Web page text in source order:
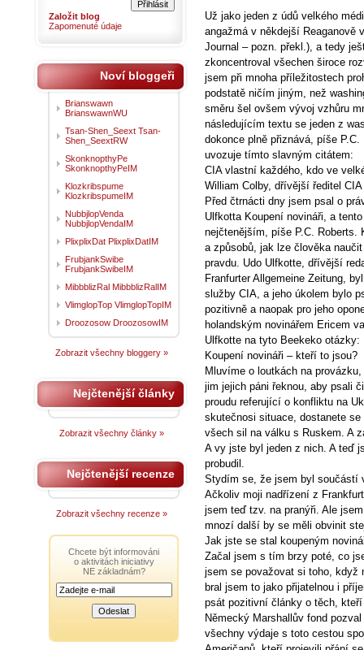
Už jako jeden z údů velkého
angažmá v někdejší Reaganově
Journal – pozn. překl.), a tedy
zkoncentroval všechen široce
jsem při mnoha příležitostech
podstatě ničím jiným, než
směru šel ovšem vývoj vzhůru
následujícím textu se jeden z
dokonce plně přiznává, píše
uvozuje tímto slavným citátem:
CIA vlastní každého, kdo ve
William Colby, dřívější ředitel CIA
Před čtrnácti dny jsem psal o
Ulfkotta Koupení novináři, a
nejčtenějším, píše P.C.
a způsobů, jak lze člověka
pravdu. Udo Ulfkotte, dřívější
Franfurter Allgemeine Zeitung,
služby CIA, a jeho úkolem bylo
pozitivně a naopak pro jeho
holandským novinářem Ericem
Ulfkotte na tyto Beekeko otázky:
Koupení novináři – kteří to jsou?
Mluvíme o loutkách na
jim jejich páni řeknou, aby psali
proudu referující o konfliktu na
skutečnosi situace, dostanete
všech sil na válku s Ruskem. A
A vy jste byl jeden z nich. A teď
probudil.
Stydím se, že jsem byl součástí
Ačkoliv moji nadřízení z
jsem teď tzv. na pranýři. Ale
mnozí další by se měli obvinit
Jak jste se stal koupeným
Začal jsem s tím brzy poté, co
jsem se považovat si toho,
bral jsem to jako přijatelnou i
psát pozitivní články o těch,
Německý Marshallův fond
všechny výdaje s toto cestou
Založit blog
Zapomenuté údaje
Noví bloggeři
Brianswawn
BrianswawnWU
Tsan-Shen_Seext Tsan-
Shen_SeextRW
SkonknopthyPe
SkonknopthyPeIM
Klozkribspume
KlozkribspumeIM
NubbjlopVenda
NubbjlopVendaIM
PlixplixDat PlixplixDatIM
FrubjankSwibe
FrubjankSwibeIM
MibbblizRal MibbblizRalIM
VlimglopTop VlimglopTopIM
Droozosow DroozosowIM
Zobrazit všechny bloggery »
Nejčtenější články
Zobrazit všechny články »
Nejčtenější recenze
Zobrazit všechny recenze »
Chcete být informováni
o aktivitách iniciativy
NE základnám?